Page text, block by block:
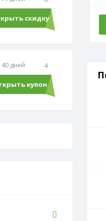
скидку
40 дней 4
купон
PROMOAI